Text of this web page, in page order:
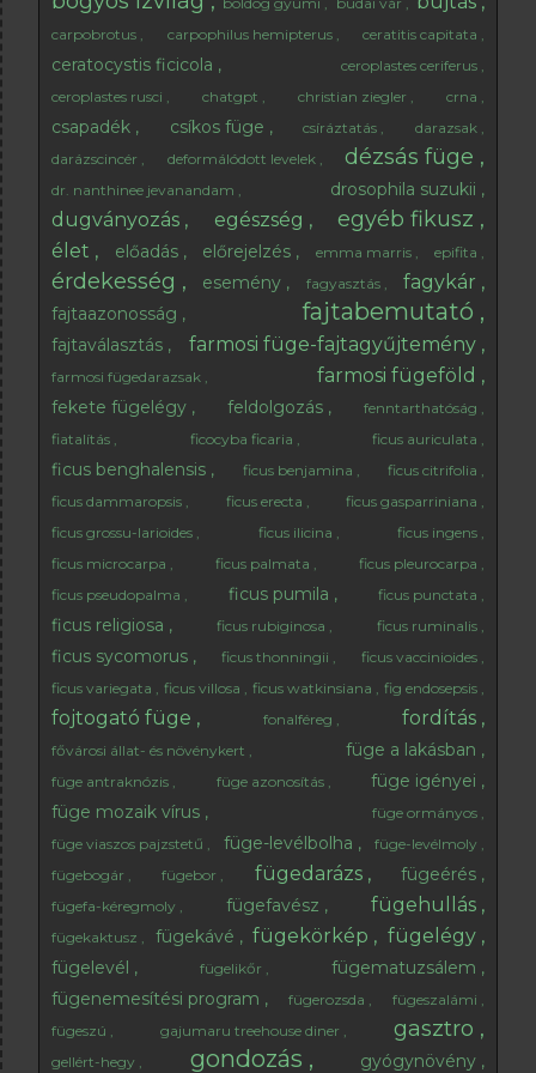
carpobrotus carpophilus hemipterus ceratitis capitata
ceratocystis ficicola
ceroplastes ceriferus
ceroplastes rusci
chatgpt christian ziegler crna
csapadék csíkos füge csíráztatás
darazsak
darázscincér
deformálódott levelek dézsás füge
dr. nanthinee jevanandam drosophila suzukii
dugványozás egészség egyéb fikusz
élet előadás előrejelzés emma marris epifita
érdekesség esemény fagyasztás fagykár
fajtaazonosság fajtabemutató
fajtaválasztás farmosi füge-fajtagyűjtemény
farmosi fügedarazsak farmosi fügeföld
fekete fügelégy feldolgozás
fenntarthatóság
fiatalítás
ficocyba ficaria ficus auriculata
ficus benghalensis ficus benjamina
ficus citrifolia
ficus dammaropsis
ficus erecta
ficus gasparriniana
ficus grossu-larioides
ficus ilicina
ficus ingens
ficus microcarpa
ficus palmata
ficus pleurocarpa
ficus pseudopalma
ficus pumila ficus punctata
ficus religiosa ficus rubiginosa ficus ruminalis
ficus sycomorus ficus thonningii
ficus vaccinioides
ficus variegata
ficus villosa ficus watkinsiana fig endosepsis
fojtogató füge fonalféreg fordítás
fővárosi állat- és növénykert füge a lakásban
füge antraknózis füge azonosítás
füge igényei
füge mozaik vírus
füge ormányos
füge viaszos pajzstetű
füge-levélbolha
füge-levélmoly
fügebogár
fügebor fügedarázs fügeérés
fügefa-kéregmoly fügefavész fügehullás
fügekaktusz fügekávé fügekörkép fügelégy
fügelevél fügelikőr
fügematuzsálem
fügenemesítési program
fügerozsda
fügeszalámi
fügeszú
gajumaru treehouse diner gasztro
gellért-hegy gondozás gyógynövény